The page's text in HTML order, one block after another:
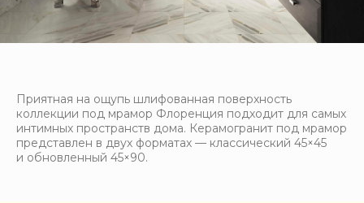
Приятная на ощупь шлифованная поверхность
коллекции под мрамор Флоренция подходит для самых
интимных пространств дома. Керамогранит под мрамор
представлен в двух форматах — классический 45×45
и обновленный 45×90.